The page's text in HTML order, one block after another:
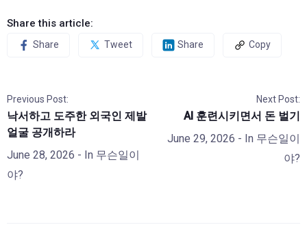
Share this article:
Share Tweet Share Copy
Previous Post:
낙서하고 도주한 외국인 제발
얼굴 공개하라
June 28, 2026 - In 무슨일이
야?
Next Post:
AI 훈련시키면서 돈 벌기
June 29, 2026 - In 무슨일이
야?